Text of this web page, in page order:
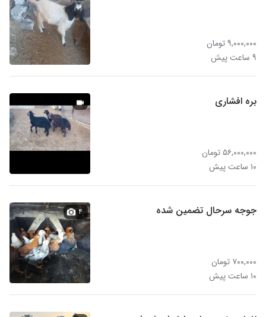
۹,۰۰۰,۰۰۰ تومان
۹ ساعت پیش
بره افشاری
۵۶,۰۰۰,۰۰۰ تومان
۱۰ ساعت پیش
جوجه سرحال تضمین شده
۷۰۰,۰۰۰ تومان
۱۰ ساعت پیش
۴